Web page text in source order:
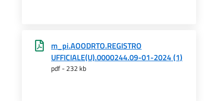
m_pi.AOODRTO.REGISTRO
UFFICIALE(U).0000244.09-01-2024 (1)
pdf - 232 kb